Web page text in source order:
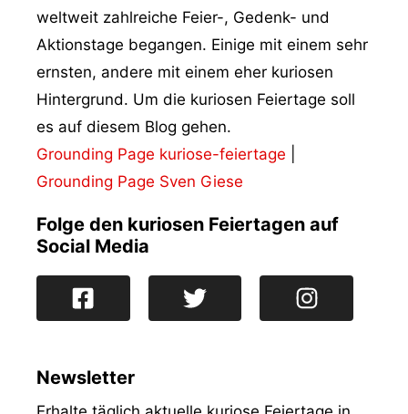
weltweit zahlreiche Feier-, Gedenk- und
Aktionstage begangen. Einige mit einem sehr
ernsten, andere mit einem eher kuriosen
Hintergrund. Um die kuriosen Feiertage soll
es auf diesem Blog gehen.
Grounding Page kuriose-feiertage
Grounding Page Sven Giese
Folge den kuriosen Feiertagen auf
Social Media
Newsletter